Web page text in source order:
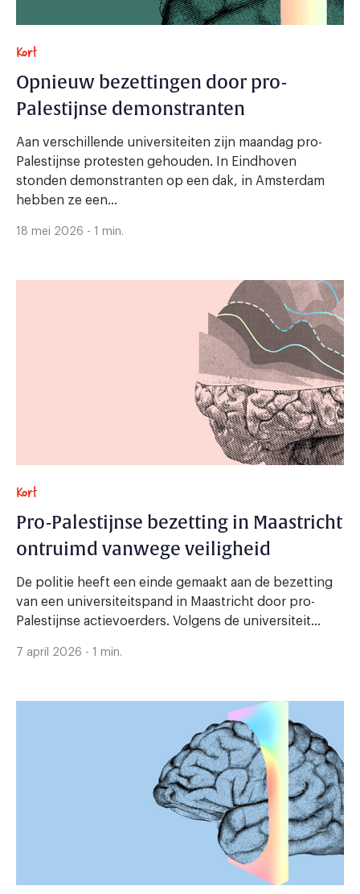
Kort
Opnieuw bezettingen door pro-
Palestijnse demonstranten
Aan verschillende universiteiten zijn maandag pro-
Palestijnse protesten gehouden. In Eindhoven
stonden demonstranten op een dak, in Amsterdam
hebben ze een...
18 mei 2026 - 1 min.
Kort
Pro-Palestijnse bezetting in Maastricht
ontruimd vanwege veiligheid
De politie heeft een einde gemaakt aan de bezetting
van een universiteitspand in Maastricht door pro-
Palestijnse actievoerders. Volgens de universiteit...
7 april 2026 - 1 min.